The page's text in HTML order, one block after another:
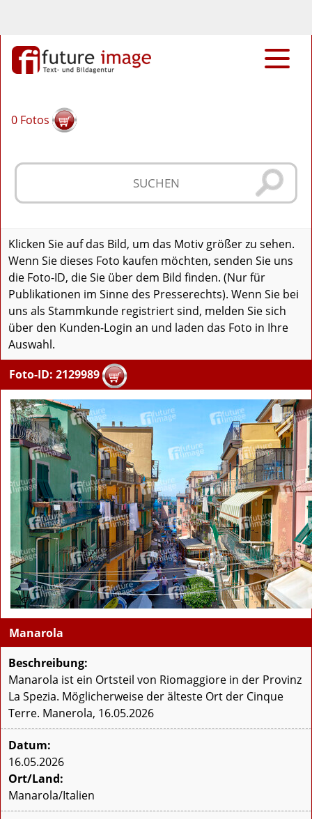
0 Fotos
Klicken Sie auf das Bild, um das Motiv größer zu sehen.
Wenn Sie dieses Foto kaufen möchten, senden Sie uns
die Foto-ID, die Sie über dem Bild finden. (Nur für
Publikationen im Sinne des Presserechts). Wenn Sie bei
uns als Stammkunde registriert sind, melden Sie sich
über den Kunden-Login an und laden das Foto in Ihre
Auswahl.
Foto-ID: 2129989
Manarola
Beschreibung:
Manarola ist ein Ortsteil von Riomaggiore in der Provinz
La Spezia. Möglicherweise der älteste Ort der Cinque
Terre. Manerola, 16.05.2026
Datum:
16.05.2026
Ort/Land:
Manarola/Italien